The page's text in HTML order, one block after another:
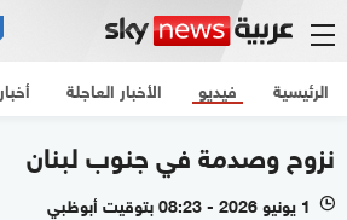
الرئيسية الأخبار العاجلة أخبار فيديو
نزوح وصدمة في جنوب لبنان
l 1 يونيو 2026 - 08:23 بتوقيت أبوظبي